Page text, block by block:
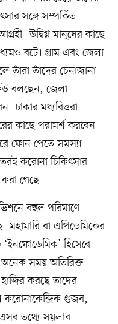
সঙ্গে সম্পর্কিত
উদ্বিগ্ন মানুষের কাছে
বটে। গ্রাম এবং জেলা
তাঁরা তাঁদের চেনাজানা
বলছেন, জেলা
ঢাকার মধ্যবিত্তরা
কাছে পরামর্শ করবেন।
ফোন পেতে সমস্যা
করোনা চিকিৎসার
গেছে।
বহুল পরিমাণে
মহামারি বা এপিডেমিকের
হিসেবে
অনেক সময় অতিরিক্ত
করছে তাদের
করোনাকেন্দ্রিক গুজব,
তথ্যে সয়লাব